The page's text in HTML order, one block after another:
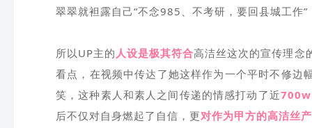
翠翠就袒露自己“不念985、不考研，要回县城工作
所以UP主的 人设是极其符合高洁丝这次的宣传理念
看点，在视频中传达了她这样作为一个平时不修边
笑，这种素人和素人之间传递的情感打动了近700w
后不仅对自身燃起了自信，更对作为甲方的高洁丝